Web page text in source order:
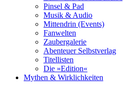
Pinsel & Pad
Musik & Audio
Mittendrin (Events)
Fanwelten
Zaubergalerie
Abenteuer Selbstverlag
Titellisten
Die »Edition«
Mythen & Wirklichkeiten